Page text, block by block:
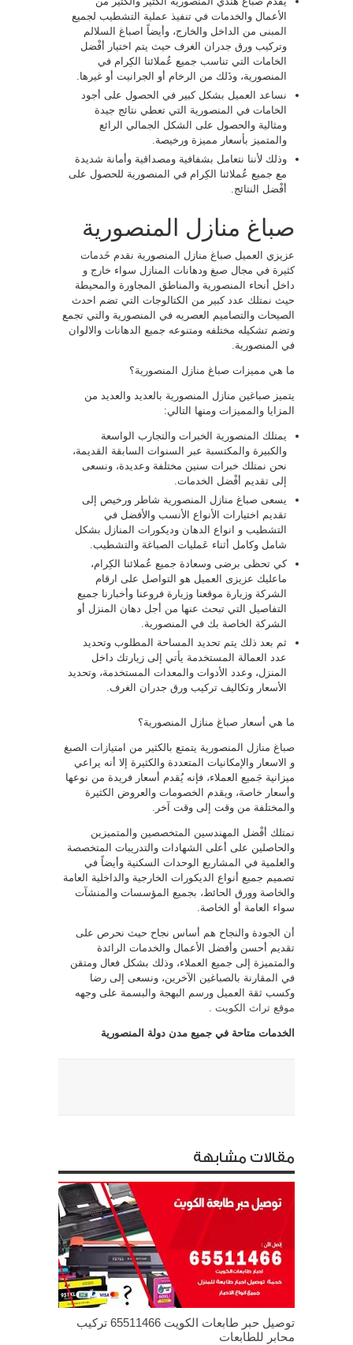
الأعمال والخدمات في تنفيذ عملية التشطيب لجميع
المبنى من الداخل والخارج، وأيضاً اصباغ السلالم
وتركيب ورق جدران الغرف حيث يتم اختيار أفْضل
الخامات التي تناسب جميع عُملائنا الكِرام في
المنصورية، وذَلك من الرخام أو الجرانيت أو غيرها.
نساعد العميل بشكل كبير في الحصول على أجود
الخامات في المنصورية التي تعطي نتائج جيدة
ومثالية والحصول على الشكل الجمالي الرائع
والمتميز بأسعار مميزة ورخيصة.
وذلك لأننا نتعامل بشفافية ومصداقية وأمانة شديدة
مع جميع عُملائنا الكِرام في المنصورية للحصول على
أفْضل النتائج.
صباغ منازل المنصورية
عزيزي العميل صباغ منازل المنصورية نقدم خَدمات
كثيرة في مجال صبغ ودهانات المنازل سواء خارج و
داخل أنحاء المنصورية والمناطق المجاورة والمحيطة
حيث نمتلك عدد كبير من الكتالوجات التي تضم احدث
الصيحات والتصاميم العصريه في المنصورية والتي تجمع
وتضم تشكيله مختلفه ومتنوعه جميع الدهانات والالوان
في المنصورية.
ما هي مميزات صباغ منازل المنصورية؟
يتميز صباغين منازل المنصورية بالعديد والعديد من
المزايا والمميزات ومنها التالي:
يمتلك المنصورية الخبرات والتجارب الواسعة
والكبيرة والمكتسبة عبر السنوات السابقة القديمة،
نحن نمتلك خبرات سنين مختلفة وعديدة، ونسعى
إلى تقديم أفْضل الخدمات.
يسعى صباغ منازل المنصورية شاطر ورخيص إلى
تقديم اختيارات الأنواع الأنسب والأفضل في
التشطيب و انواع الدهان وديكورات المنازل بشكل
شامل وكامل أثناء عَمليات الصباغة والتشطيب.
كي تحظى برضى وسعادة جميع عُملائنا الكِرام،
ماعليك عزيزى العميل هو التواصل على ارقام
الشركة وزيارة موقعنا وزيارة فروعنا وأخبارنا جميع
التفاصيل التي تبحث عنها من أجل دهان المنزل أو
الشركة الخاصة بك في المنصورية.
ثم بعد ذلك يتم تحديد المساحة المطلوب وتحديد
عدد العمالة المستخدمة يأتي إلى زيارتك داخل
المنزل، وعدد الأدوات والمعدات المستخدمة، وتحديد
الأسعار وتكاليف تركيب ورق جدران الغرف.
ما هي أسعار صباغ منازل المنصورية؟
صباغ منازل المنصورية يتمتع بالكثير من امتيازات الصبغ
و الاسعار والإمكانيات المتعددة والكثيرة إلا أنه يراعي
ميزانية جَميع العملاء، فإنه يُقدم أسعار فريدة من نوعها
وأسعار خاصة، ويقدم الخصومات والعروض الكثيرة
والمختلفة من وقت إلى وقت آخر.
نمتلك أفْضل المهندسين المتخصصين والمتميزين
والحاصلين على أعلى الشهادات والتدريبات المتخصصة
والعلمية في المشاريع الوحدات السكنية وأيضاً في
تصميم جميع أنواع الديكورات الخارجية والداخلية العامة
والخاصة وورق الحائط، بجميع المؤسسات والمنشآت
سواء العامة أو الخاصة.
أن الجودة والنجاح هم أساس نجاح حيث نحرص على
تقديم أحسن وأفضل الأعمال والخدمات الرائدة
والمتميزة إلى جميع العملاء، وذلك بشكل فعال ومتقن
في المقارنة بالصباغين الآخرين، ونسعى إلى رضا
وكسب ثقة العميل ورسم البهجة والبسمة على وجهه
موقع تراث الكويت
الخدمات متاحة في جميع مدن دولة المنصورية
مقالات مشابهة
توصيل حبر طابعات الكويت 65511466 تركيب
محابر للطابعات